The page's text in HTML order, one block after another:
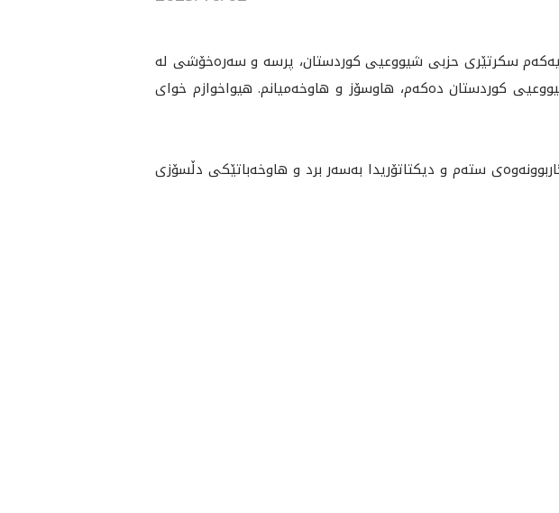
يه‌كه‌م سكرتێرى حزبى شيووعيى كوردستان، پرسه‌ و سه‌ره‌خۆشى له‌
كوردستان ده‌كه‌م، هاوسۆز و هاوخه‌ميانم. هيواخوازم خواى
سته‌م و دیكتاتۆريدا به‌سه‌ر برد و هاوخه‌باتێكى دڵسۆزى